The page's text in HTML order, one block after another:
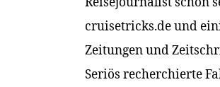
cruisetricks.de und
Zeitungen und
Seriös recherchierte